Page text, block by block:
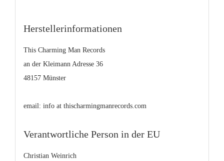
Herstellerinformationen
This Charming Man Records
an der Kleimann Adresse 36
48157 Münster
email: info at thischarmingmanrecords.com
Verantwortliche Person in der EU
Christian Weinrich